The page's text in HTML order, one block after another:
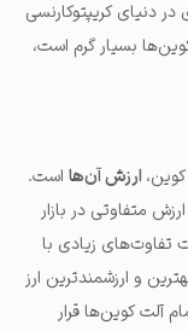
دنیای کریپتوکارنسی
بسیار گرم است،
ارزش آن‌ها است.
متفاوتی در بازار
تفاوت‌های زیادی با
و ارزشمندترین ارز
آلت کوین‌ها قرار